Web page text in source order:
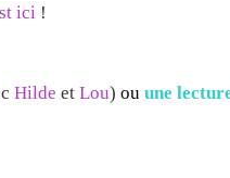
ici !
Hilde et Lou) ou une